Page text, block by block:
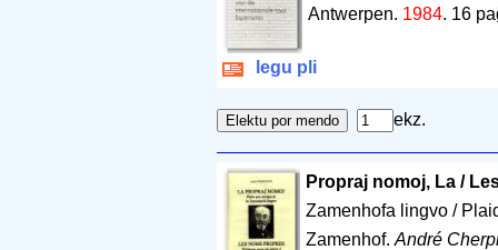
Antwerpen. 1984. 16
legu pli
ekz.
Propraj nomoj, La /
Zamenhofa lingvo /
Zamenhof. André